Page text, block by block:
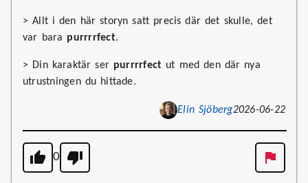
> Allt i den här storyn satt precis där det skulle, det
var bara purrrrfect.
> Din karaktär ser purrrrfect ut med den där nya
utrustningen du hittade.
Elin Sjöberg2026-06-22
0